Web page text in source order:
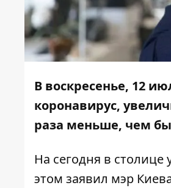
В воскресенье, 12
коронавирус,
раза меньше, чем
На сегодня в
этом заявил мэр